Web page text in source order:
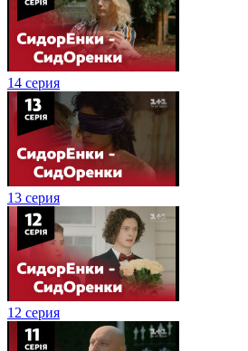
14 серия
13 серия
12 серия